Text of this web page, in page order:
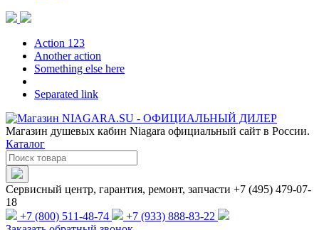
Action 123
Another action
Something else here
Separated link
Магазин душевых кабин Niagara официальный сайт в России.
Каталог
Сервисный центр, гарантия, ремонт, запчасти +7 (495) 479-07-
18
+7 (800) 511-48-74
+7 (933) 888-83-22